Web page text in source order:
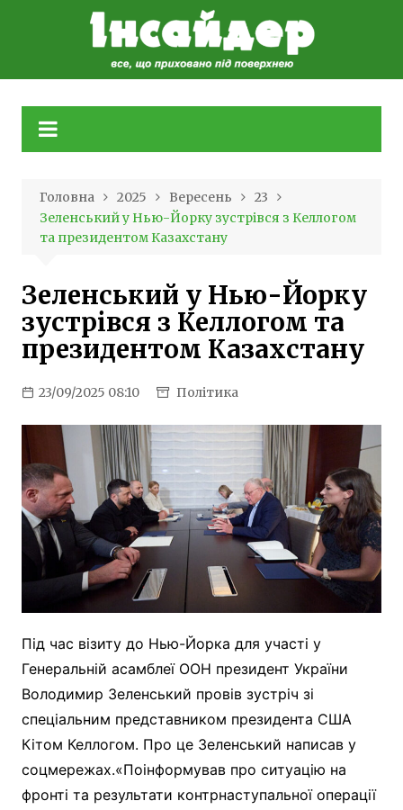
Головна 2025 Вересень
23
Зеленський у Нью-Йорку зустрівся з Келлогом
та президентом Казахстану
Зеленський у Нью-Йорку
зустрівся з Келлогом та
президентом Казахстану
23/09/2025 08:10 Політика
Під час візиту до Нью-Йорка для участі у
Генеральній асамблеї ООН президент України
Володимир Зеленський провів зустріч зі
спеціальним представником президента США
Кітом Келлогом. Про це Зеленський написав у
соцмережах.«Поінформував про ситуацію на
фронті та результати контрнаступальної операції